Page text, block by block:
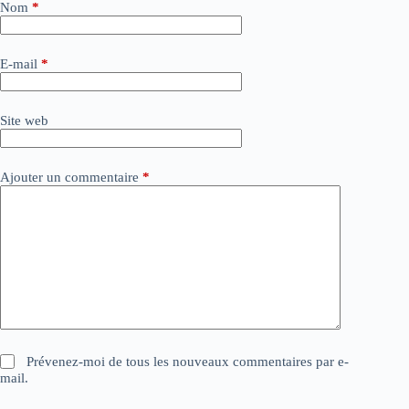
Nom *
E-mail *
Site web
Ajouter un commentaire *
Prévenez-moi de tous les nouveaux commentaires par e-
mail.
e
n
t
i
e